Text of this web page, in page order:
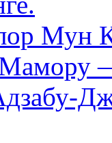
Мун